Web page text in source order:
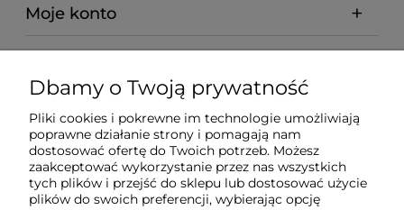
Moje konto
Informacje
O nas
Dbamy o Twoją prywatność
Pliki cookies i pokrewne im technologie umożliwiają
poprawne działanie strony i pomagają nam
dostosować ofertę do Twoich potrzeb. Możesz
zaakceptować wykorzystanie przez nas wszystkich
tych plików i przejść do sklepu lub dostosować użycie
plików do swoich preferencji, wybierając opcję